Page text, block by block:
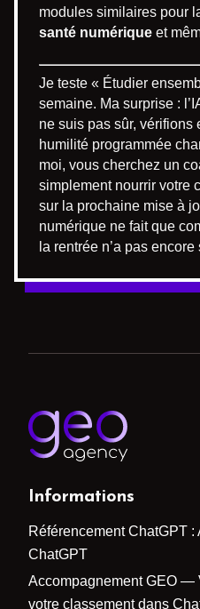
modules similaires pour
santé numérique et
Je teste « Étudier
semaine. Ma surprise :
ne suis pas sûr, vérifions
humilité programmée
moi, vous cherchez un
simplement nourrir votre
sur la prochaine mise à
numérique ne fait que
la rentrée n’a pas encore
Informations
Référencement ChatGPT
ChatGPT
Accompagnement GEO —
votre classement dans